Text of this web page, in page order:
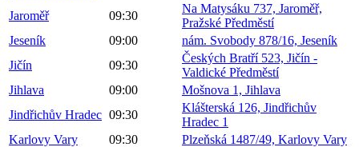
Jaroměř
09:30
Na Matysáku 737, Jaroměř,
Pražské Předměstí
Jeseník
09:00
nám. Svobody 878/16, Jeseník
Jičín
09:30
Českých Bratří 523, Jičín -
Valdické Předměstí
Jihlava
09:00
Mošnova 1, Jihlava
Jindřichův Hradec 09:30
Klášterská 126, Jindřichův
Hradec 1
Karlovy Vary
09:30
Plzeňská 1487/49, Karlovy Vary